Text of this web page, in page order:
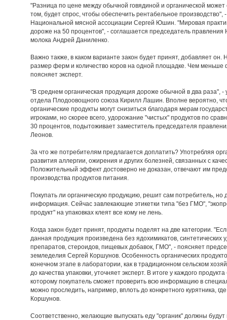
"Разница по цене между обычной говядиной и органической
том, будет спрос, чтобы обеспечить рентабельное производство",
Национальной мясной ассоциации Сергей Юшин. "Мировая
дороже на 50 процентов", - соглашается председатель
молока Андрей Даниленко.
Важно также, в каком варианте закон будет принят, добавляет он.
размер ферм и количество коров на одной площадке. Чем меньше
поясняет эксперт.
"В среднем органическая продукция дороже обычной в два раза", -
отдела Плодоовощного союза Кирилл Лашин. Вполне вероятно,
органические продукты могут снизиться благодаря мерам
игроками, но скорее всего, удорожание "чистых" продуктов по
30 процентов, подытоживает заместитель председателя
Леонов.
За что же потребителям предлагается доплатить? Употребляя
развития аллергии, ожирения и других болезней, связанных с
Положительный эффект достоверно не доказан, отвечают им
производства продуктов питания.
Покупать ли органическую продукцию, решит сам потребитель, но
информация. Сейчас завлекающие этикетки типа "без ГМО",
продукт" на упаковках клеят все кому не лень.
Когда закон будет принят, продукты поделят на две категории.
данная продукция произведена без ядохимикатов, синтетических
препаратов, стероидов, пищевых добавок, ГМО", - поясняет
земледелия Сергей Коршунов. Особенность органических
конечном этапе в лаборатории, как в традиционном сельском
до качества упаковки, уточняет эксперт. В итоге у каждого
которому покупатель сможет проверить всю информацию в
можно проследить, например, вплоть до конкретного курятника,
Коршунов.
Соответственно, желающие выпускать еду "органик" должны